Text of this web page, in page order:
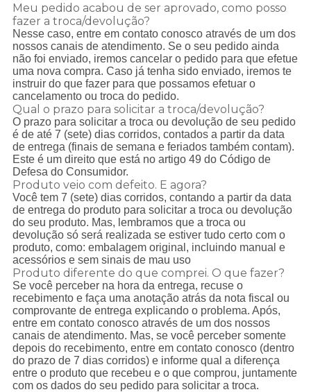
Meu pedido acabou de ser aprovado, como posso
fazer a troca/devolução?
Nesse caso, entre em contato conosco através de um dos
nossos canais de atendimento. Se o seu pedido ainda
não foi enviado, iremos cancelar o pedido para que efetue
uma nova compra. Caso já tenha sido enviado, iremos te
instruir do que fazer para que possamos efetuar o
cancelamento ou troca do pedido.
Qual o prazo para solicitar a troca/devolução?
O prazo para solicitar a troca ou devolução de seu pedido
é de até 7 (sete) dias corridos, contados a partir da data
de entrega (finais de semana e feriados também contam).
Este é um direito que está no artigo 49 do Código de
Defesa do Consumidor.
Produto veio com defeito. E agora?
Você tem 7 (sete) dias corridos, contando a partir da data
de entrega do produto para solicitar a troca ou devolução
do seu produto. Mas, lembramos que a troca ou
devolução só será realizada se estiver tudo certo com o
produto, como: embalagem original, incluindo manual e
acessórios e sem sinais de mau uso
Produto diferente do que comprei. O que fazer?
Se você perceber na hora da entrega, recuse o
recebimento e faça uma anotação atrás da nota fiscal ou
comprovante de entrega explicando o problema. Após,
entre em contato conosco através de um dos nossos
canais de atendimento. Mas, se você perceber somente
depois do recebimento, entre em contato conosco (dentro
do prazo de 7 dias corridos) e informe qual a diferença
entre o produto que recebeu e o que comprou, juntamente
com os dados do seu pedido para solicitar a troca.